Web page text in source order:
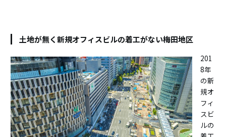
土地が無く新規オフィスビルの着工がない梅田地区
201
8年
の新
規オ
フィ
スビ
ルの